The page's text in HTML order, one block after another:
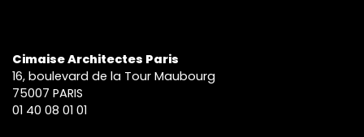
Cimaise Architectes Paris
16, boulevard de la Tour Maubourg
75007 PARIS
01 40 08 01 01